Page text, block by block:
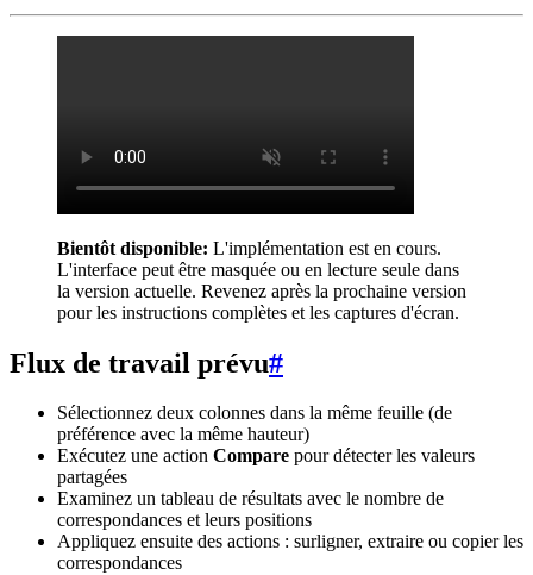
Bientôt disponible: L'implémentation est en cours.
L'interface peut être masquée ou en lecture seule dans
la version actuelle. Revenez après la prochaine version
pour les instructions complètes et les captures d'écran.
Flux de travail prévu#
Sélectionnez deux colonnes dans la même feuille (de
préférence avec la même hauteur)
Exécutez une action Compare pour détecter les valeurs
partagées
Examinez un tableau de résultats avec le nombre de
correspondances et leurs positions
Appliquez ensuite des actions : surligner, extraire ou copier les
correspondances